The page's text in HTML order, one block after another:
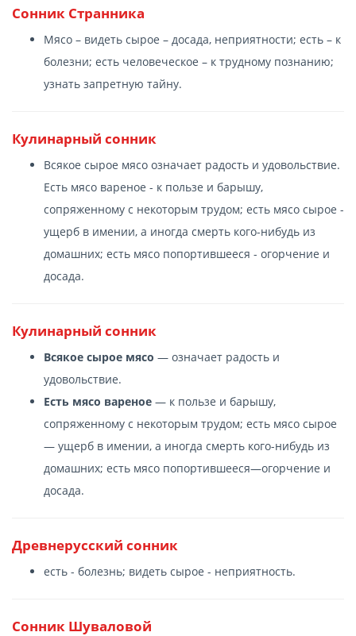
Сонник Странника
Мясо – видеть сырое – досада, неприятности; есть – к
болезни; есть человеческое – к трудному познанию;
узнать запретную тайну.
Кулинарный сонник
Всякое сырое мясо означает радость и удовольствие.
Есть мясо вареное - к пользе и барышу,
сопряженному с некоторым трудом; есть мясо сырое -
ущерб в имении, а иногда смерть кого-нибудь из
домашних; есть мясо попортившееся - огорчение и
досада.
Кулинарный сонник
Всякое сырое мясо — означает радость и
удовольствие.
Есть мясо вареное — к пользе и барышу,
сопряженному с некоторым трудом; есть мясо сырое
— ущерб в имении, а иногда смерть кого-нибудь из
домашних; есть мясо попортившееся—огорчение и
досада.
Древнерусский сонник
есть - болезнь; видеть сырое - неприятность.
Сонник Шуваловой